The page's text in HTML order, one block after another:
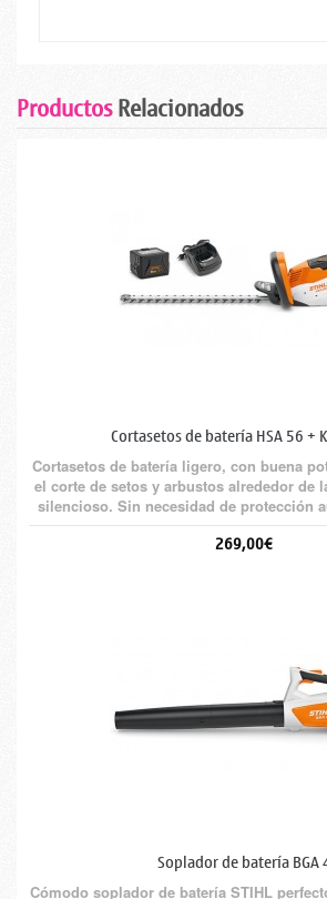
ProductosRelacionados
Cortasetos de batería HSA 56 +
Cortasetos de batería ligero, con buena
el corte de setos y arbustos alrededor de
silencioso. Sin necesidad de protección
corte por ambos lados. Cuchilla en
sujeción de la rama. De serie con batería
269,00€
Soplador de batería BGA
Cómodo soplador de batería STIHL